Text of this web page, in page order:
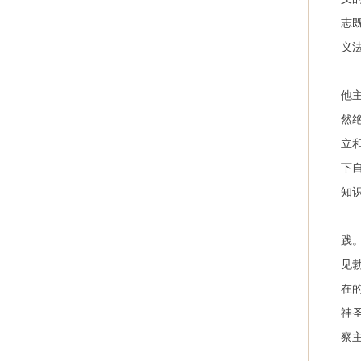
志
义
他
然
立
下
知
践
见
在
神
察